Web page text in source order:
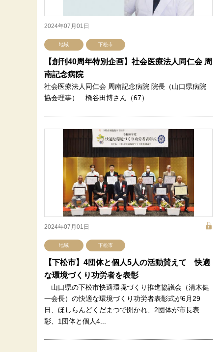
2024年07月01日
地域 下松市
【創刊40周年特別企画】社会医療法人同仁会 周
南記念病院
社会医療法人同仁会 周南記念病院 院長（山口県病院
協会理事） 橋谷田博さん（67）
2024年07月01日
地域 下松市
【下松市】4団体と個人5人の活動賛えて 快適
な環境づくり功労者を表彰
山口県の下松市快適環境づくり推進協議会（清木健
一会長）の快適な環境づくり功労者表彰式が6月29
日、ほしらんどくだまつで開かれ、2団体が市長表
彰、1団体と個人4...